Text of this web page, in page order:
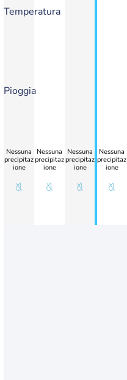
Temperatura
Pioggia
Nessuna
precipitaz
ione
Nessuna
precipitaz
ione
Nessuna
precipitaz
ione
Nessuna
precipitaz
ione